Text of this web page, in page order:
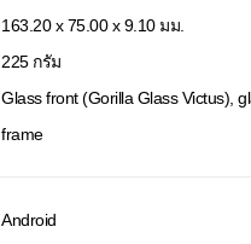
163.20 x 75.00 x 9.10 มม.
225 กรัม
Glass front (Gorilla Glass Victus),
frame
Android